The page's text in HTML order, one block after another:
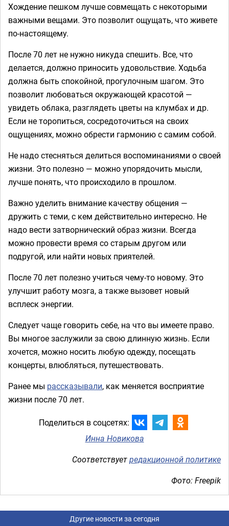
Хождение пешком лучше совмещать с некоторыми
важными вещами. Это позволит ощущать, что живете
по-настоящему.
После 70 лет не нужно никуда спешить. Все, что
делается, должно приносить удовольствие. Ходьба
должна быть спокойной, прогулочным шагом. Это
позволит любоваться окружающей красотой —
увидеть облака, разглядеть цветы на клумбах и др.
Если не торопиться, сосредоточиться на своих
ощущениях, можно обрести гармонию с самим собой.
Не надо стесняться делиться воспоминаниями о своей
жизни. Это полезно — можно упорядочить мысли,
лучше понять, что происходило в прошлом.
Важно уделить внимание качеству общения —
дружить с теми, с кем действительно интересно. Не
надо вести затворнический образ жизни. Всегда
можно провести время со старым другом или
подругой, или найти новых приятелей.
После 70 лет полезно учиться чему-то новому. Это
улучшит работу мозга, а также вызовет новый
всплеск энергии.
Следует чаще говорить себе, на что вы имеете право.
Вы многое заслужили за свою длинную жизнь. Если
хочется, можно носить любую одежду, посещать
концерты, влюбляться, путешествовать.
Ранее мы рассказывали, как меняется восприятие
жизни после 70 лет.
Поделиться в соцсетях:
Инна Новикова
Соответствуетредакционной политике
Фото: Freepik
Другие новости за сегодня